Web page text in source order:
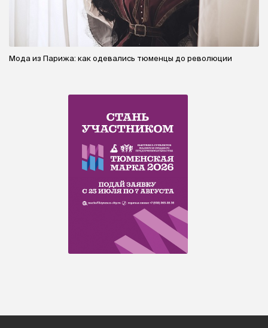
Мода из Парижа: как одевались тюменцы до революции